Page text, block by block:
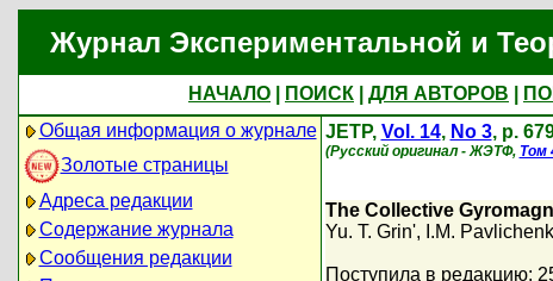
Журнал Экспериментальной и
НАЧАЛО ПОИСК ДЛЯ АВТОРОВ
Общая информация о журнале
Золотые страницы
Адреса редакции
Содержание журнала
Сообщения редакции
JETP, Vol. 14, No 3, p.
(Русский оригинал - ЖЭТФ, Том
The Collective
Yu. T. Grin', I.M.
Поступила в редакцию: